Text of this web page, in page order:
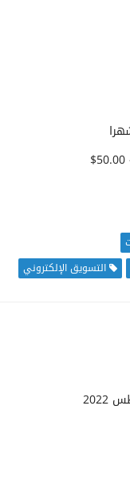
التسويق الإلكتروني